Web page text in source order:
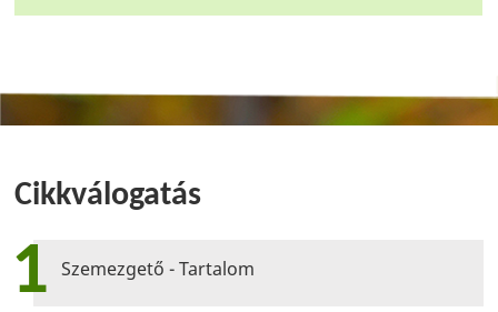
Cikkválogatás
1 Szemezgető - Tartalom